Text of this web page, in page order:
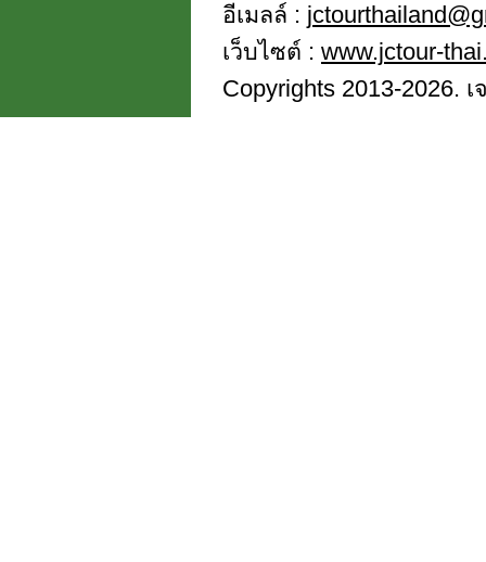
อีเมลล์ :
เว็บไซต์ : www.jctour-
Copyrights 2013-2026.